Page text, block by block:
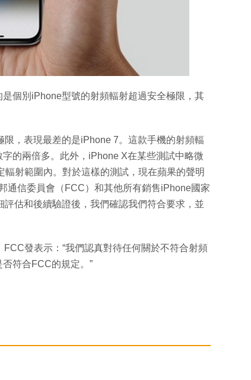
個別iPhone型號的射頻輻射超過安全極限，其
，表現最差的是iPhone 7。這款手機的射頻輻
的兩倍多。此外，iPhone X在某些測試中略微
射範圍內。對於這樣的測試，現在蘋果的聲明
通信委員會（FCC）和其他所有銷售iPhone國家
估和後續驗證後，我們確認我們符合要求，並
發表示：“我們認真對待任何關於不符合射頻
符合FCC的規定。”